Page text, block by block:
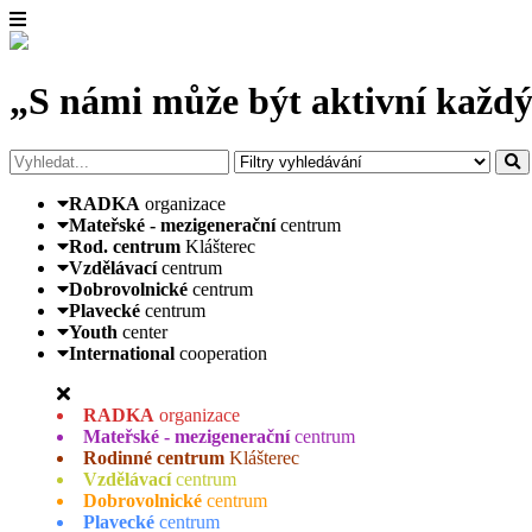
„S námi může být aktivní
RADKA organizace
Mateřské - mezigenerační centrum
Rod. centrum Klášterec
Vzdělávací centrum
Dobrovolnické centrum
Plavecké centrum
Youth center
International cooperation
RADKA organizace
Mateřské - mezigenerační centrum
Rodinné centrum Klášterec
Vzdělávací centrum
Dobrovolnické centrum
Plavecké centrum